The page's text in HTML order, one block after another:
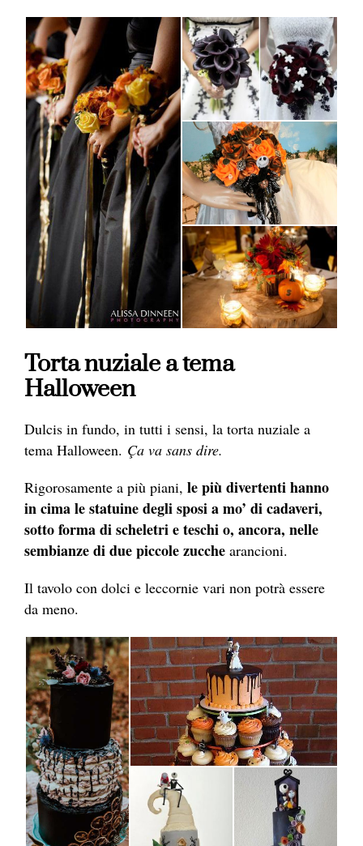
Torta nuziale a tema
Halloween
Dulcis in fundo, in tutti i sensi, la torta nuziale a
tema Halloween. Ça va sans dire.
Rigorosamente a più piani, le più divertenti hanno
in cima le statuine degli sposi a mo’ di cadaveri,
sotto forma di scheletri e teschi o, ancora, nelle
sembianze di due piccole zucche arancioni.
Il tavolo con dolci e leccornie vari non potrà essere
da meno.